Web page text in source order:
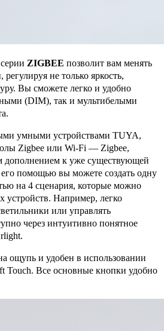
ZIGBEE позволит вам менять
не только яркость,
Вы сможете легко и удобно
(DIM), так и мультибелыми
умными устройствами TUYA,
Zigbee или Wi-Fi — Zigbee,
дополнением к уже существующей
помощью вы можете создать одну
на 4 сценария, которые можно
устройств. Например, легко
или управлять
через интуитивно понятное
ощупь и удобен в использовании
Touch. Все основные кнопки удобно